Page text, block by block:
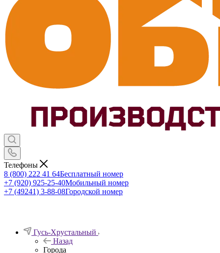
Телефоны
8 (800) 222 41 64Бесплатный номер
+7 (920) 925-25-40Мобильный номер
+7 (49241) 3-88-08Городской номер
Гусь-Хрустальный
Назад
Города